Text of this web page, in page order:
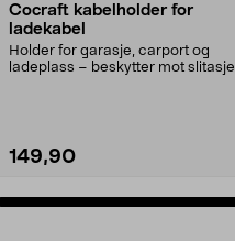
Cocraft kabelholder for
ladekabel
Holder for garasje, carport og
ladeplass – beskytter mot slitasje
149,90